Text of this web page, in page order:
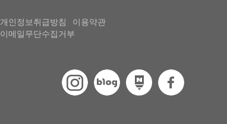
개인정보취급방침
이용약관
이메일무단수집거부